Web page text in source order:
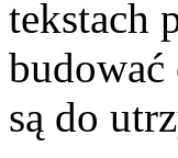
tekstach
budować
są do